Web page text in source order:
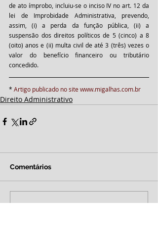
de ato ímprobo, incluiu-se o inciso IV no art. 12 da
lei de Improbidade Administrativa, prevendo,
assim, (i) a perda da função pública, (ii) a
suspensão dos direitos políticos de 5 (cinco) a 8
(oito) anos e (ii) multa civil de até 3 (três) vezes o
valor do benefício financeiro ou tributário
concedido.
* Artigo publicado no site www.migalhas.com.br
Direito Administrativo
Comentários
Escreva um comentário